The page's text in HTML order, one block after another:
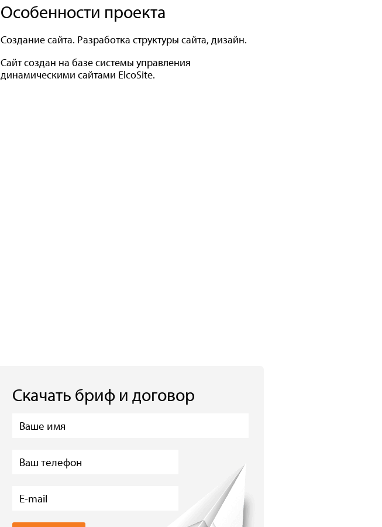
Особенности проекта
Создание сайта. Разработка структуры сайта, дизайн.
Сайт создан на базе системы управления
динамическими сайтами ElcoSite.
Скачать бриф и договор